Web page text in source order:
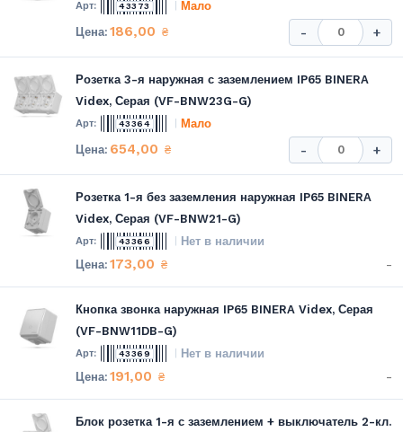
43373 Мало
186,00 ₴ - +
Розетка 3-я наружная с заземлением IP65 BINERA
Videx, Серая (VF-BNW23G-G)
43364 Мало
654,00 ₴ - +
Розетка 1-я без заземления наружная IP65 BINERA
Videx, Серая (VF-BNW21-G)
43366 Нет в наличии
173,00 ₴ -
Кнопка звонка наружная IP65 BINERA Videx, Серая
(VF-BNW11DB-G)
43369 Нет в наличии
191,00 ₴ -
Блок розетка 1-я с заземлением + выключатель 2-кл.